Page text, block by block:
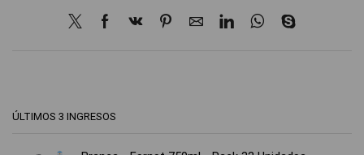
ÚLTIMOS 3 INGRESOS